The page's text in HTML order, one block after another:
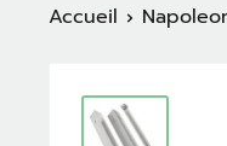
Accueil